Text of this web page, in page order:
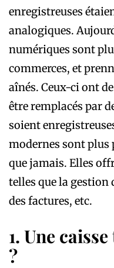
enregistreuses
analogiques.
numériques sont
commerces, et
aînés. Ceux-ci ont
être remplacés par
soient
modernes sont plus
que jamais. Elles
telles que la gestion
des factures, etc.
1. Une
?